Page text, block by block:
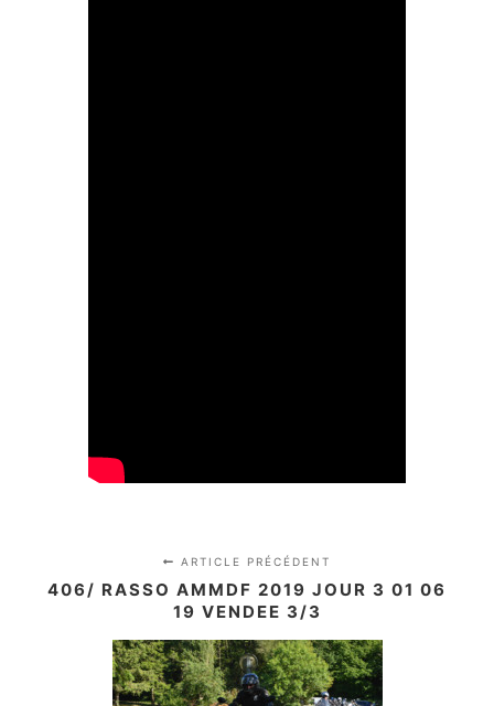
ARTICLE PRÉCÉDENT
406/ RASSO AMMDF 2019 JOUR 3 01 06
19 VENDEE 3/3